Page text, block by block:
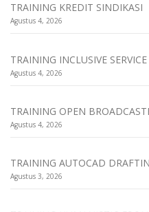
TRAINING KREDIT SINDIKASI
Agustus 4, 2026
TRAINING INCLUSIVE
Agustus 4, 2026
TRAINING OPEN
Agustus 4, 2026
TRAINING AUTOCAD
Agustus 3, 2026